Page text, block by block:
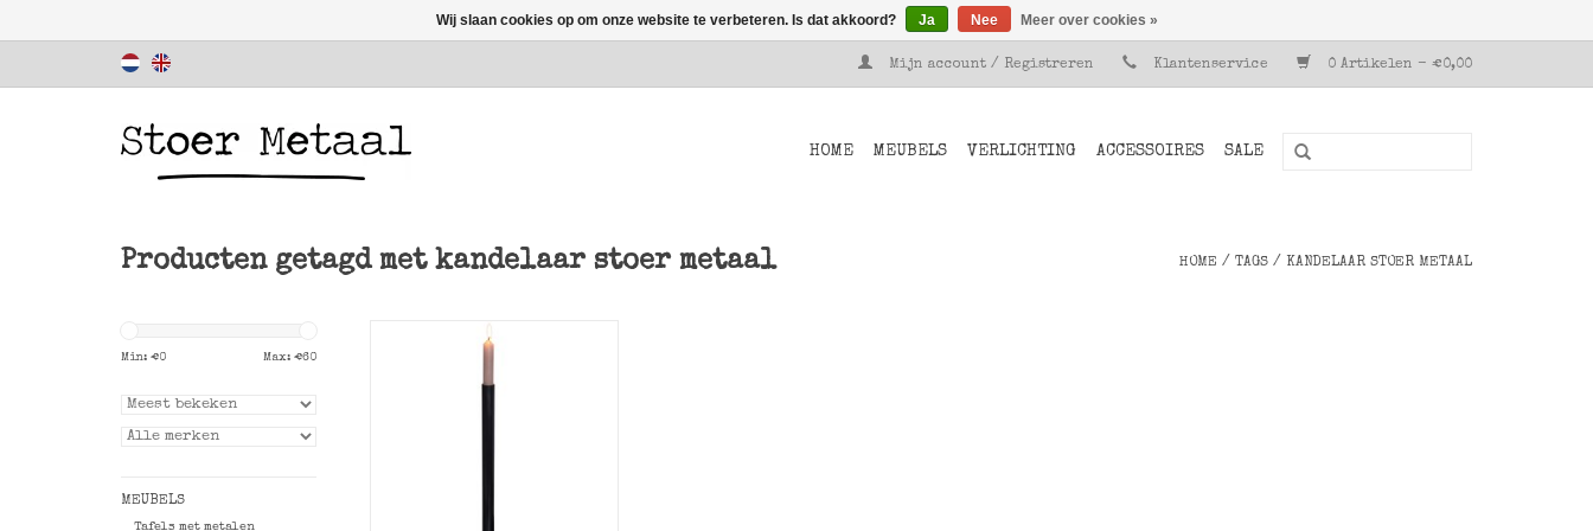
Mijn account / Registreren Klantenservice 0 Artikelen - €0,00
HOME MEUBELS VERLICHTING ACCESSOIRES SALE
Producten getagd met kandelaar stoer metaal HOME / TAGS / KANDELAAR STOER METAAL
Min: €0 Max: €60
MEUBELS
Tafels met metalen
kandelaar Dil van Stoer
Wij slaan cookies op om onze website te verbeteren. Is dat akkoord? Ja Nee Meer over cookies »